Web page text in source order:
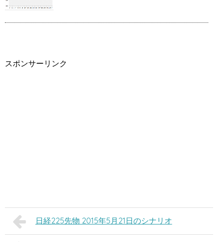
スポンサーリンク
日経225先物 2015年5月21日のシナリオ